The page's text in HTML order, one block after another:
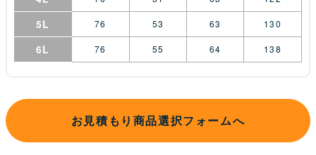
5L 76 53 63 130
6L 76 55 64 138
お見積もり商品選択フォームへ